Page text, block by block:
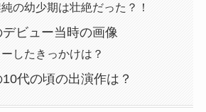
の幼少期は壮絶だった？！
ビュー当時の画像
したきっかけは？
代の頃の出演作は？